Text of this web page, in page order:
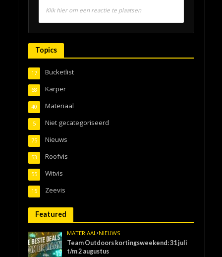
Klik hier om een reactie te plaatsen
Topics
Bucketlist
17
Karper
68
Materiaal
40
Niet gecategoriseerd
5
Nieuws
75
Roofvis
53
Witvis
55
Zeevis
15
Featured
MATERIAAL•NIEUWS
Team Outdoors kortingsweekend: 31 juli
t/m 2 augustus